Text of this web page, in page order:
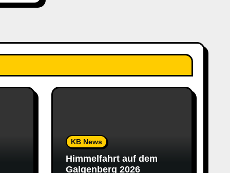
KB News
Himmelfahrt auf dem
Galgenberg 2026